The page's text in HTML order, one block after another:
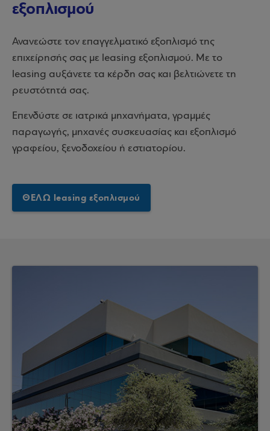
εξοπλισμού
Ανανεώστε τον επαγγελματικό εξοπλισμό της
επιχείρησής σας με leasing εξοπλισμού. Με το
leasing αυξάνετε τα κέρδη σας και βελτιώνετε τη
ρευστότητά σας.
Επενδύστε σε ιατρικά μηχανήματα, γραμμές
παραγωγής, μηχανές συσκευασίας και εξοπλισμό
γραφείου, ξενοδοχείου ή εστιατορίου.
ΘΕΛΩ leasing εξοπλισμού